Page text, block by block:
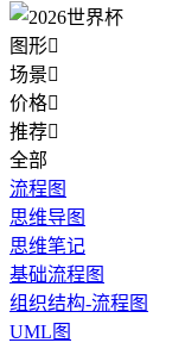
图形
场景
价格
推荐
全部
流程图
思维导图
思维笔记
基础流程图
组织结构-流程图
UML图